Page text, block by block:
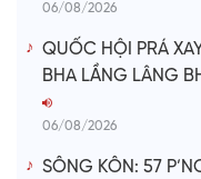
06/08/2026
QUỐC HỘI PRÁ
BHA LẦNG LÂNG
06/08/2026
SÔNG KÔN: 57